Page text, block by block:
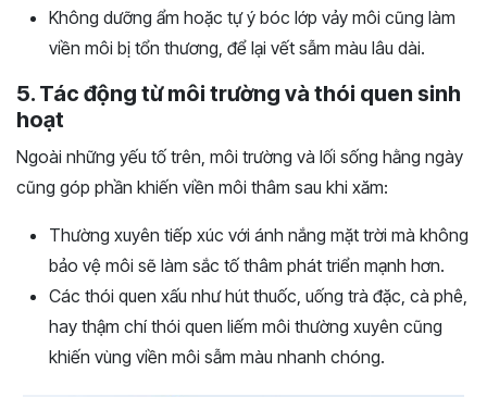
Không dưỡng ẩm hoặc tự ý bóc lớp vảy môi cũng làm
viền môi bị tổn thương, để lại vết sẫm màu lâu dài.
5. Tác động từ môi trường và thói quen sinh
hoạt
Ngoài những yếu tố trên, môi trường và lối sống hằng ngày
cũng góp phần khiến viền môi thâm sau khi xăm:
Thường xuyên tiếp xúc với ánh nắng mặt trời mà không
bảo vệ môi sẽ làm sắc tố thâm phát triển mạnh hơn.
Các thói quen xấu như hút thuốc, uống trà đặc, cà phê,
hay thậm chí thói quen liếm môi thường xuyên cũng
khiến vùng viền môi sẫm màu nhanh chóng.